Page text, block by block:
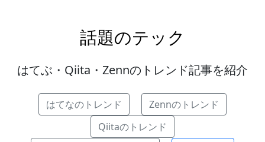
話題のテック
はてぶ・Qiita・Zennのトレンド記事を紹介
はてなのトレンド
Zennのトレンド
Qiitaのトレンド